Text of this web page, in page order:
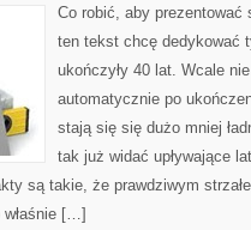
Co robić, aby prezentować
ten tekst chcę dedykować
ukończyły 40 lat. Wcale
automatycznie po
stają się się dużo mniej
tak już widać upływające
są takie, że prawdziwym
[…]